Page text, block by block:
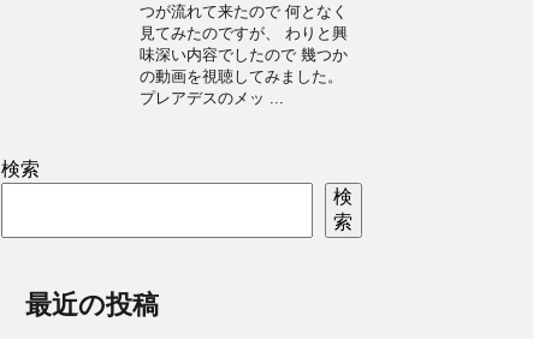
つが流れて来たので 何となく
見てみたのですが、 わりと興
味深い内容でしたので 幾つか
の動画を視聴してみました。
プレアデスのメッ ...
検索
検
索
最近の投稿